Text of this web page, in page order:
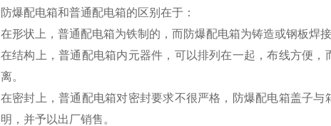
防爆配电箱和普通配电箱的区别在于：
在形状上，普通配电箱为铁制的，而防爆配电箱为铸造或钢板焊
在结构上，普通配电箱内元器件，可以排列在一起，布线方便
离。
在密封上，普通配电箱对密封要求不很严格，防爆配电箱盖子
明，并予以出厂销售。